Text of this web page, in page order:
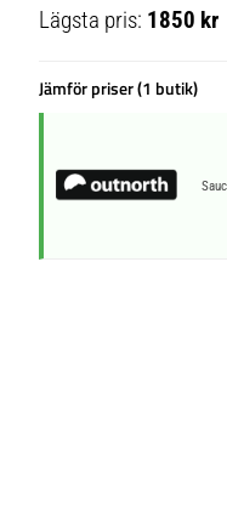
Lägsta pris: 1850 kr
Jämför priser (1 butik)